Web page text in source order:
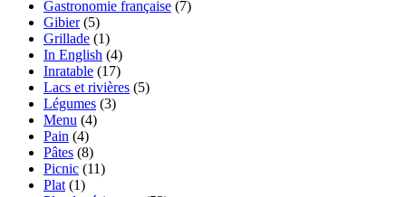
Gastronomie française (7)
Gibier(5)
Grillade (1)
In English (4)
Inratable (17)
Lacs et rivières (5)
Légumes (3)
Menu (4)
Pain (4)
Pâtes (8)
Picnic (11)
Plat (1)